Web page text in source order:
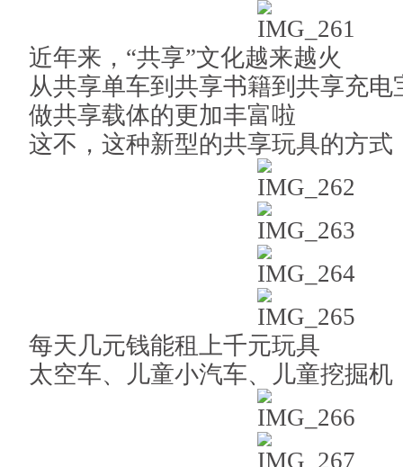
近年来，“共享”文化越来越火
从共享单车到共享书籍到共享充电
做共享载体的更加丰富啦
这不，这种新型的共享玩具的方式
每天几元钱能租上千元玩具
太空车、儿童小汽车、儿童挖掘机